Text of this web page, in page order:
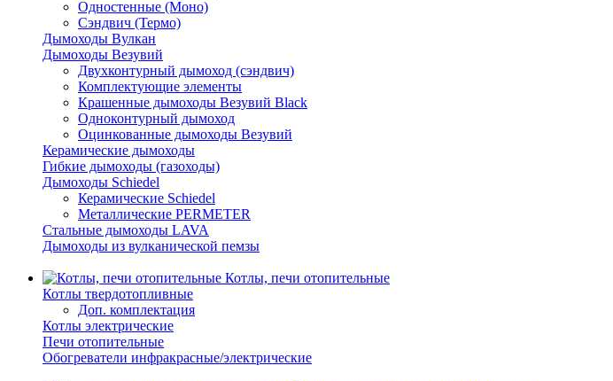
Одностенные (Моно)
Сэндвич (Термо)
Дымоходы Вулкан
Дымоходы Везувий
Двухконтурный дымоход (сэндвич)
Комплектующие элементы
Крашенные дымоходы Везувий Black
Одноконтурный дымоход
Оцинкованные дымоходы Везувий
Керамические дымоходы
Гибкие дымоходы (газоходы)
Дымоходы Schiedel
Керамические Schiedel
Металлические PERMETER
Стальные дымоходы LAVA
Дымоходы из вулканической пемзы
Котлы, печи отопительные
Котлы твердотопливные
Доп. комплектация
Котлы электрические
Печи отопительные
Обогреватели инфракрасные/электрические